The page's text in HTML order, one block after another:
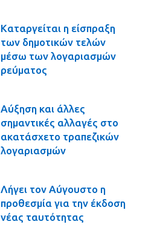
Καταργείται η είσπραξη
των δημοτικών τελών
μέσω των λογαριασμών
ρεύματος
Αύξηση και άλλες
σημαντικές αλλαγές στο
ακατάσχετο τραπεζικών
λογαριασμών
Λήγει τον Αύγουστο η
προθεσμία για την έκδοση
νέας ταυτότητας